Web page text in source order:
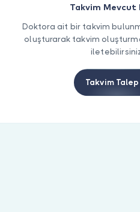
Takvim Mevcut
Doktora ait bir takvim
oluşturarak takvim
Takvim Talep